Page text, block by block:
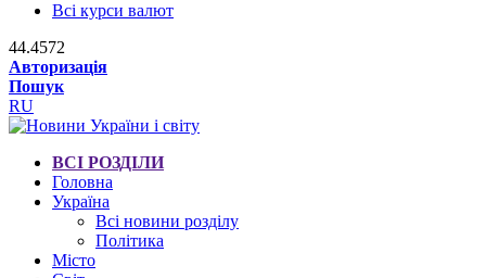
Всі курси валют
44.4572
Авторизація
Пошук
RU
ВСІ РОЗДІЛИ
Головна
Україна
Всі новини розділу
Політика
Місто